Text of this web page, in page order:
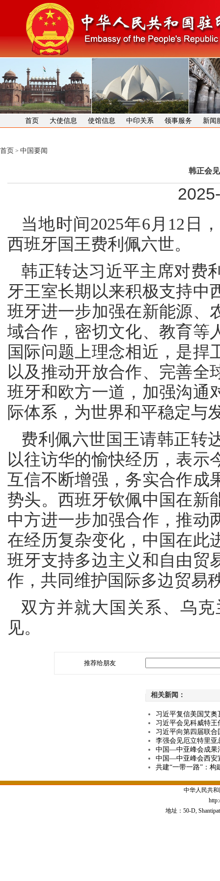
首页 大使信息 使馆信息 中印关系 领事服务 新闻
首页 > 中国要闻
韩正会
当地时间2025年6月12日
西班牙国王费利佩六世。
韩正转达习近平主席对费
牙王室长期以来积极支持中
班牙进一步加强在新能源、
域合作，密切文化、教育等
国际问题上理念相近，是捍
以及推动开放合作、完善全
班牙和欧方一道，加强沟通
际体系，为世界和平稳定与
费利佩六世国王请韩正转
以往访华的愉快经历，表示
互信不断增强，务实合作成
势头。西班牙钦佩中国在新
中方进一步加强合作，推动
在经历复杂变化，中国在此
班牙支持多边主义和自由贸
作，共同维护国际多边贸易
双方并就大国关系、乌
见。
推荐给朋友
相关新闻：
习近平复信美国艾奥
习近平会见科威特王
习近平向第四届联
李强会见厄立特里亚
中国—中亚峰会成果
中国—中亚峰会西安
共建“一带一路”：
中华人民共
地址：50-D,